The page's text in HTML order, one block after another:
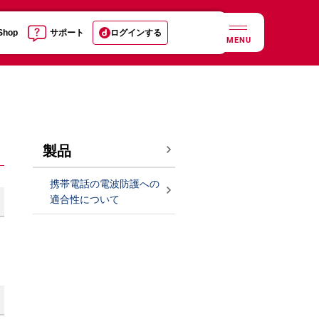
サポート ログインする
MENU
製品
携帯電話の電波防護への
適合性について